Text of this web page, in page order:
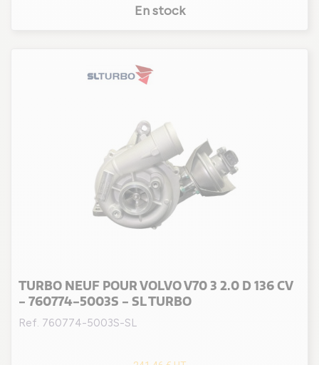
D 5244 T11 / D 5244 T15
(1)
D 5244 T19 / D 5244 T5
(2)
D5244T10 (1)
D5244T11 / T15(1)
En stock
TURBO NEUF POUR VOLVO V70 3 2.0 D 136 CV
- 760774-5003S - SL TURBO
Ref. 760774-5003S-SL